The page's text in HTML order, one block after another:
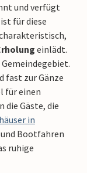
und verfügt
für diese
einlädt.
fast zur Gänze
für einen
die Gäste, die
in
Bootfahren
ruhige